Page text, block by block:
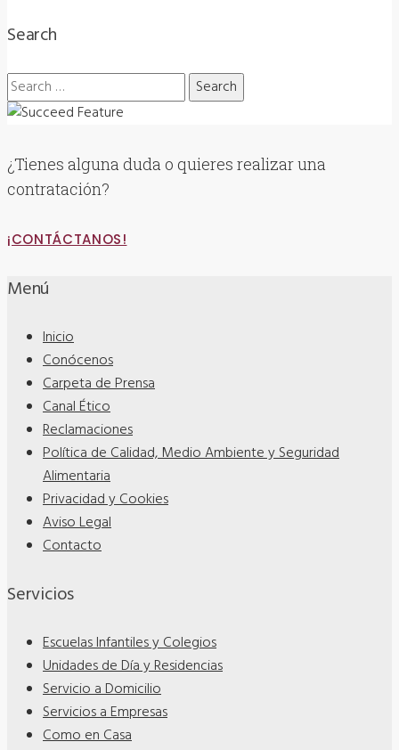
Search
Search
for:
¿Tienes alguna duda o quieres realizar una
contratación?
¡CONTÁCTANOS!
Menú
Inicio
Conócenos
Carpeta de Prensa
Canal Ético
Reclamaciones
Política de Calidad, Medio Ambiente y Seguridad
Alimentaria
Privacidad y Cookies
Aviso Legal
Contacto
Servicios
Escuelas Infantiles y Colegios
Unidades de Día y Residencias
Servicio a Domicilio
Servicios a Empresas
Como en Casa